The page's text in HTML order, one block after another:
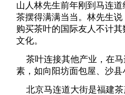
山人林先生前年刚到马连
茶摆得满满当当。林先生
购买茶叶的国际友人不计
文化。
茶叶连接其他产业，在马
素，如向阳坊面包屋、沙
北京马连道大街是福建茶